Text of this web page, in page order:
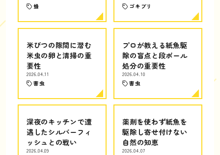
蜂 ゴキブリ
米びつの隙間に潜む
米虫の卵と清掃の重
要性
2026.04.11
害虫
プロが教える紙魚駆
除の盲点と段ボール
処分の重要性
2026.04.10
害虫
深夜のキッチンで遭
遇したシルバーフィ
ッシュとの戦い
2026.04.09
薬剤を使わず紙魚を
駆除し寄せ付けない
自然の知恵
2026.04.07